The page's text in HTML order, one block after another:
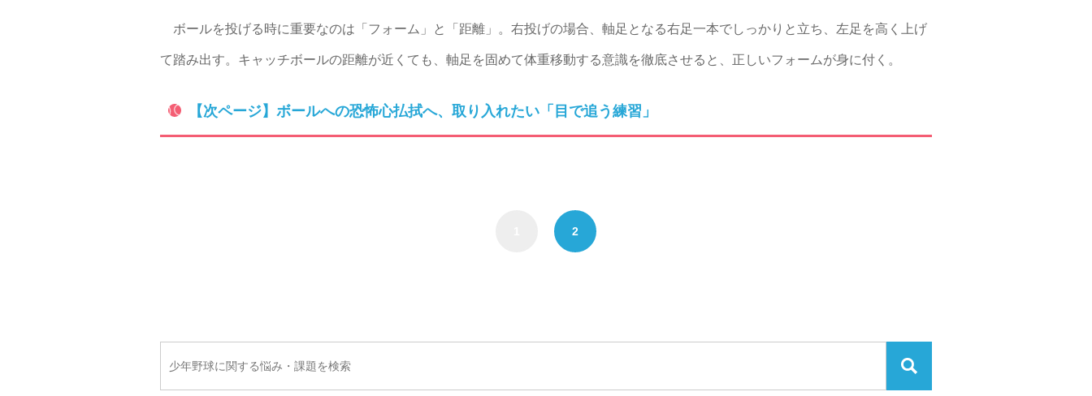
ボールを投げる時に重要なのは「フォーム」と「距離」。右投げの場合、軸足となる右足一本でしっかりと立ち、左足を高く上げ
て踏み出す。キャッチボールの距離が近くても、軸足を固めて体重移動する意識を徹底させると、正しいフォームが身に付く。
【次ページ】ボールへの恐怖心払拭へ、取り入れたい「目で追う練習」
2